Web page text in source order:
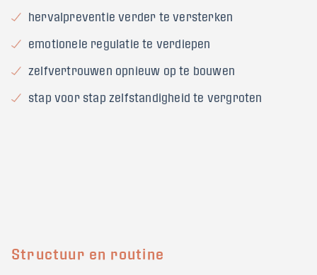
hervalpreventie verder te versterken
emotionele regulatie te verdiepen
zelfvertrouwen opnieuw op te bouwen
stap voor stap zelfstandigheid te vergroten
Structuur en routine